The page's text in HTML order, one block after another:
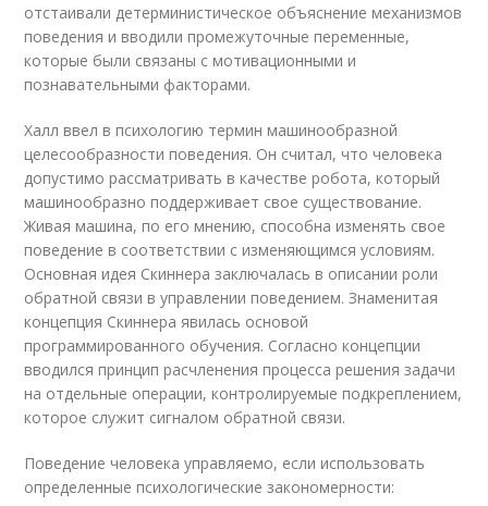
отстаивали детерминистическое объяснение механизмов
поведения и вводили промежуточные переменные,
которые были связаны с мотивационными и
познавательными факторами.
Халл ввел в психологию термин машинообразной
целесообразности поведения. Он считал, что человека
допустимо рассматривать в качестве робота, который
машинообразно поддерживает свое существование.
Живая машина, по его мнению, способна изменять свое
поведение в соответствии с изменяющимся условиям.
Основная идея Скиннера заключалась в описании роли
обратной связи в управлении поведением. Знаменитая
концепция Скиннера явилась основой
программированного обучения. Согласно концепции
вводился принцип расчленения процесса решения задачи
на отдельные операции, контролируемые подкреплением,
которое служит сигналом обратной связи.
Поведение человека управляемо, если использовать
определенные психологические закономерности: